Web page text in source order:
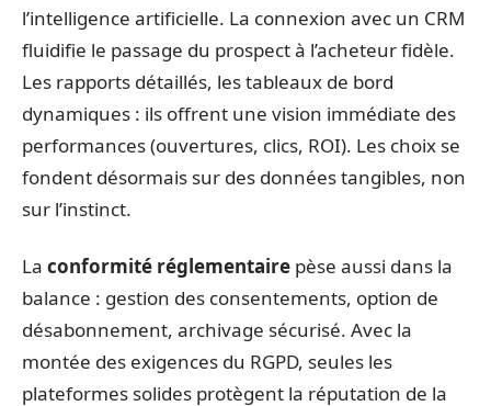
l’intelligence artificielle. La connexion avec un CRM
fluidifie le passage du prospect à l’acheteur fidèle.
Les rapports détaillés, les tableaux de bord
dynamiques : ils offrent une vision immédiate des
performances (ouvertures, clics, ROI). Les choix se
fondent désormais sur des données tangibles, non
sur l’instinct.
La conformité réglementaire pèse aussi dans la
balance : gestion des consentements, option de
désabonnement, archivage sécurisé. Avec la
montée des exigences du RGPD, seules les
plateformes solides protègent la réputation de la